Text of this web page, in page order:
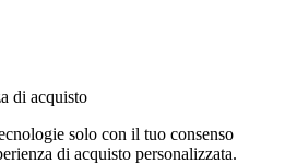
di acquisto
solo con il tuo consenso
di acquisto personalizzata.